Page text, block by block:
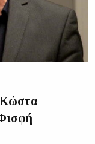
Κώστα